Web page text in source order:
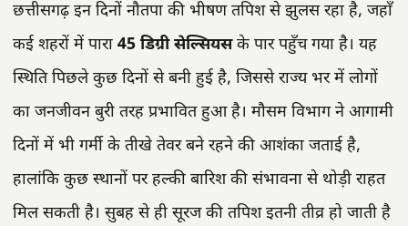
छत्तीसगढ़ इन दिनों नौतपा की भीषण तपिश से झुलस रहा है, जहाँ
कई शहरों में पारा 45 डिग्री सेल्सियसके पार पहुँच गया है। यह
स्थिति पिछले कुछ दिनों से बनी हुई है, जिससे राज्य भर में लोगों
का जनजीवन बुरी तरह प्रभावित हुआ है। मौसम विभाग ने आगामी
दिनों में भी गर्मी के तीखे तेवर बने रहने की आशंका जताई है,
हालांकि कुछ स्थानों पर हल्की बारिश की संभावना से थोड़ी राहत
मिल सकती है। सुबह से ही सूरज की तपिश इतनी तीव्र हो जाती है